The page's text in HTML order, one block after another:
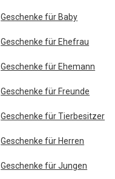
Geschenke für Baby
Geschenke für Ehefrau
Geschenke für Ehemann
Geschenke für Freunde
Geschenke für Tierbesitzer
Geschenke für Herren
Geschenke für Jungen